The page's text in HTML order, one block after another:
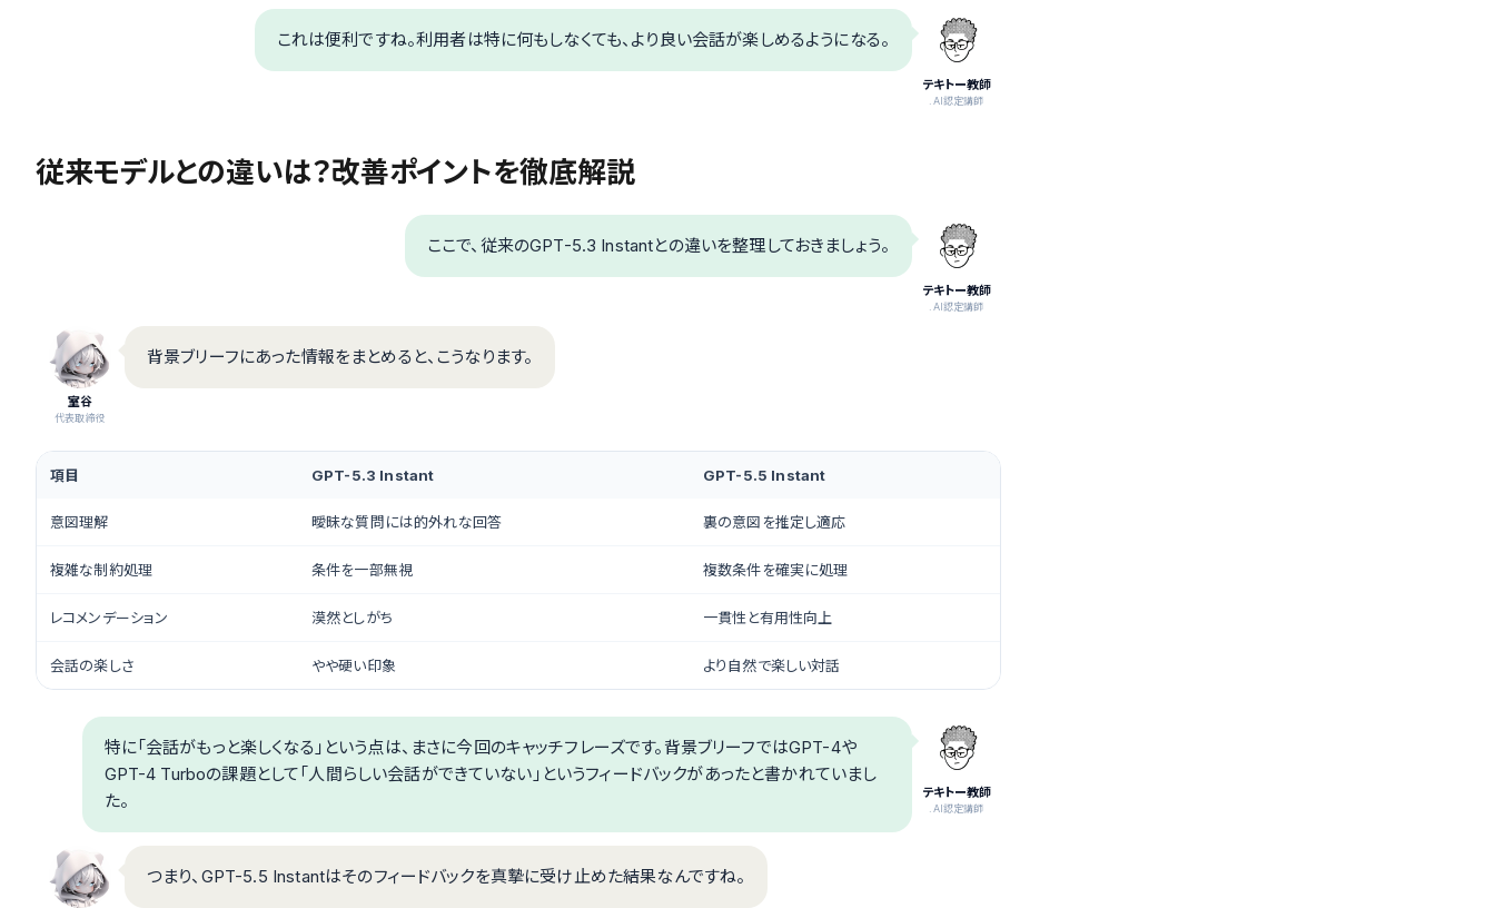
テキトー教師
.AI認定講師
これは便利ですね。利用者は特に何もしなくても、より良い会話が楽しめるようになる。
従来モデルとの違いは？改善ポイントを徹底解説
テキトー教師
.AI認定講師
ここで、従来のGPT-5.3 Instantとの違いを整理しておきましょう。
室谷
代表取締役
背景ブリーフにあった情報をまとめると、こうなります。
項目 GPT-5.3 Instant GPT-5.5 Instant
意図理解 曖昧な質問には的外れな回答 裏の意図を推定し適応
複雑な制約処理 条件を一部無視 複数条件を確実に処理
レコメンデーション 漠然としがち 一貫性と有用性向上
会話の楽しさ やや硬い印象 より自然で楽しい対話
テキトー教師
.AI認定講師
特に「会話がもっと楽しくなる」という点は、まさに今回のキャッチフレーズです。背景ブリーフではGPT-4や
GPT-4 Turboの課題として「人間らしい会話ができていない」というフィードバックがあったと書かれていまし
た。
つまり、GPT-5.5 Instantはそのフィードバックを真摯に受け止めた結果なんですね。